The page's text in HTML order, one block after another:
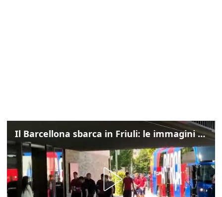
Il Barcellona sbarca in Friuli: le immagini dell'arrivo in albergo